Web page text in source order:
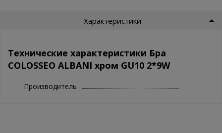
Характеристики
Технические характеристики Бра
COLOSSEO ALBANI хром GU10 2*9W
Производитель